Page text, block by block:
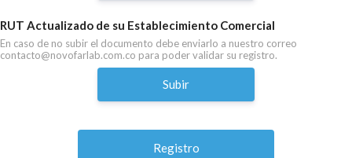
RUT Actualizado de su Establecimiento Comercial
En caso de no subir el documento debe enviarlo a nuestro correo
contacto@novofarlab.com.co para poder validar su registro.
Subir